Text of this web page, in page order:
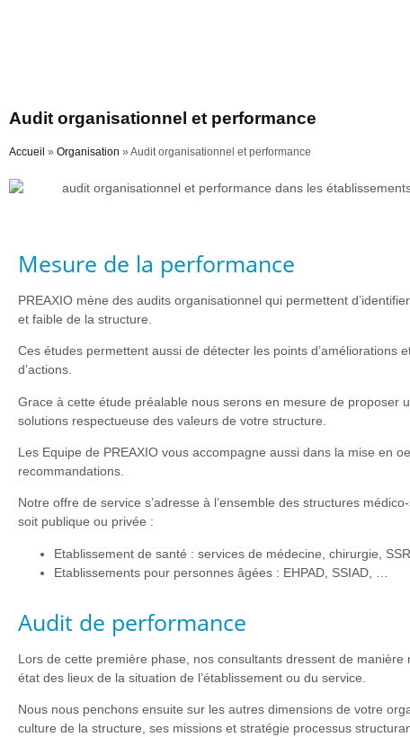
Audit organisationnel et performance
Accueil » Organisation » Audit organisationnel et performance
Mesure de la performance
PREAXIO mène des audits organisationnel qui permettent
et faible de la structure.
Ces études permettent aussi de détecter les points d’améliorations
d’actions.
Grace à cette étude préalable nous serons en mesure de proposer
solutions respectueuse des valeurs de votre structure.
Les Equipe de PREAXIO vous accompagne aussi dans la mise en
recommandations.
Notre offre de service s’adresse à l’ensemble des structures médico-
soit publique ou privée :
Etablissement de santé : services de médecine, chirurgie,
Etablissements pour personnes âgées : EHPAD, SSIAD, …
Audit de performance
Lors de cette première phase, nos consultants dressent de manière
état des lieux de la situation de l’établissement ou du service.
Nous nous penchons ensuite sur les autres dimensions de votre
culture de la structure, ses missions et stratégie processus